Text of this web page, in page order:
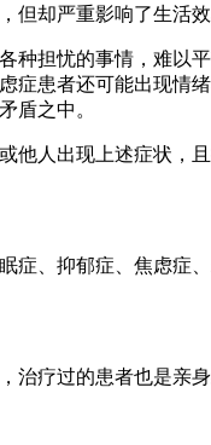
但却严重影响了生活效
忧的事情，难以
患者还可能出现情
盾之中。​
人出现上述症状，
、抑郁症、焦虑症
疗过的患者也是亲